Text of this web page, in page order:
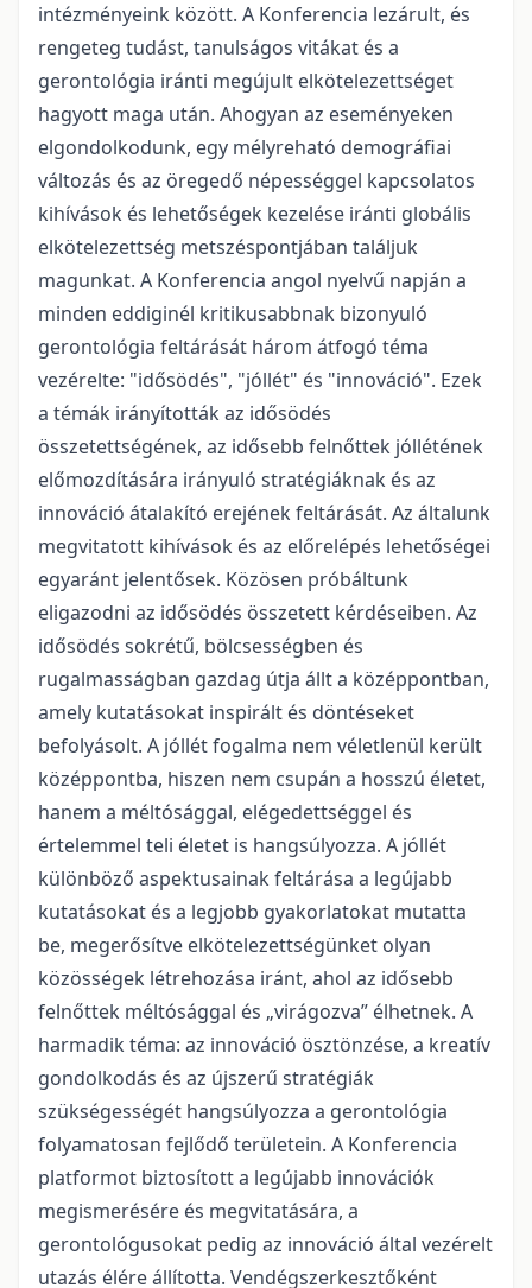
intézményeink között. A Konferencia lezárult, és
rengeteg tudást, tanulságos vitákat és a
gerontológia iránti megújult elkötelezettséget
hagyott maga után. Ahogyan az eseményeken
elgondolkodunk, egy mélyreható demográfiai
változás és az öregedő népességgel kapcsolatos
kihívások és lehetőségek kezelése iránti globális
elkötelezettség metszéspontjában találjuk
magunkat. A Konferencia angol nyelvű napján a
minden eddiginél kritikusabbnak bizonyuló
gerontológia feltárását három átfogó téma
vezérelte: "idősödés", "jóllét" és "innováció". Ezek
a témák irányították az idősödés
összetettségének, az idősebb felnőttek jóllétének
előmozdítására irányuló stratégiáknak és az
innováció átalakító erejének feltárását. Az általunk
megvitatott kihívások és az előrelépés lehetőségei
egyaránt jelentősek. Közösen próbáltunk
eligazodni az idősödés összetett kérdéseiben. Az
idősödés sokrétű, bölcsességben és
rugalmasságban gazdag útja állt a középpontban,
amely kutatásokat inspirált és döntéseket
befolyásolt. A jóllét fogalma nem véletlenül került
középpontba, hiszen nem csupán a hosszú életet,
hanem a méltósággal, elégedettséggel és
értelemmel teli életet is hangsúlyozza. A jóllét
különböző aspektusainak feltárása a legújabb
kutatásokat és a legjobb gyakorlatokat mutatta
be, megerősítve elkötelezettségünket olyan
közösségek létrehozása iránt, ahol az idősebb
felnőttek méltósággal és „virágozva” élhetnek. A
harmadik téma: az innováció ösztönzése, a kreatív
gondolkodás és az újszerű stratégiák
szükségességét hangsúlyozza a gerontológia
folyamatosan fejlődő területein. A Konferencia
platformot biztosított a legújabb innovációk
megismerésére és megvitatására, a
gerontológusokat pedig az innováció által vezérelt
utazás élére állította. Vendégszerkesztőként